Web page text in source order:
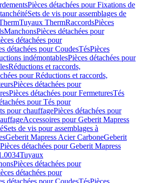
Pièces détachées pour Fixations de
Sets de vis pour assemblages de
Tuyaux ThermRaccordsPièces
ManchonsPièces détachées pour
détachées pour
détachées pour CoudesTésPièces
indémontablesPièces détachées pour
Réductions et raccords,
pour Réductions et raccords,
Pièces détachées pour
Pièces détachées pour FermeturesTés
pour Tés pour
pour chauffagePièces détachées pour
Accessoires pour Geberit Mapress
Sets de vis pour assemblages à
Geberit Mapress Acier CarboneGeberit
Pièces détachées pour Geberit Mapress
Tuyaux
Pièces détachées pour
détachées pour
détachées pour CoudesTésPièces